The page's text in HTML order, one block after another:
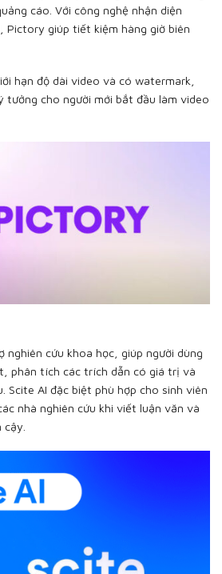
cáo. Với công nghệ nhận diện
Pictory giúp tiết kiệm hàng giờ biên
hạn độ dài video và có watermark,
tưởng cho người mới bắt đầu làm video
nghiên cứu khoa học, giúp người dùng
phân tích các trích dẫn có giá trị và
Scite AI đặc biệt phù hợp cho sinh viên
nhà nghiên cứu khi viết luận văn và